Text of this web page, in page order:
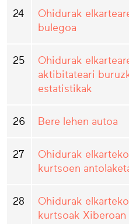
24
Ohidurak
bulegoa
25
Ohidurak
aktibitateari
estatistikak
26 Bere lehen autoa
27
Ohidurak elkarteko
kurtsoen
28
Ohidurak elkarteko
kurtsoak Xiberoan